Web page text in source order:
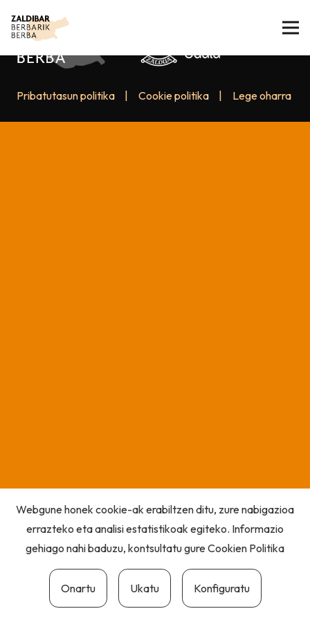
Pribatutasun politika Cookie politika Lege oharra
Webgune honek cookie-ak erabiltzen ditu, zure nabigazioa
errazteko eta analisi estatistikoak egiteko. Informazio
gehiago nahi baduzu, kontsultatu gureCookien Politika
Onartu Ukatu Konfiguratu